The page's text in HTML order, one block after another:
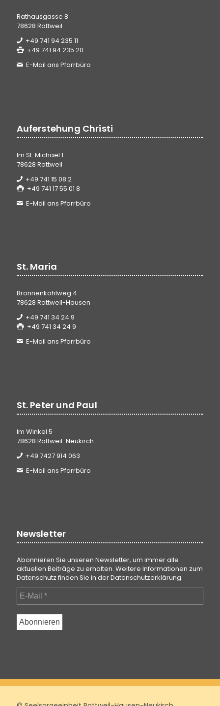
Rathausgasse 8
78628 Rottweil
+49 741 94 235 11
+49 741 94 235 20
E-Mail ans Pfarrbüro
Auferstehung Christi
Im St. Michael 1
78628 Rottweil
+49 741 15 08 2
+49 741 17 55 01 8
E-Mail ans Pfarrbüro
St. Maria
Bronnenkohlweg 4
78628 Rottweil-Hausen
+49 741 34 24 9
+49 741 34 24 9
E-Mail ans Pfarrbüro
St. Peter und Paul
Im Winkel 5
78628 Rottweil-Neukirch
+49 7427 914 063
E-Mail ans Pfarrbüro
Newsletter
Abonnieren Sie unseren Newsletter, um immer alle
aktuellen Beiträge zu erhalten. Weitere Informationen zum
Datenschutz finden Sie in derDatenschutzerklärung.